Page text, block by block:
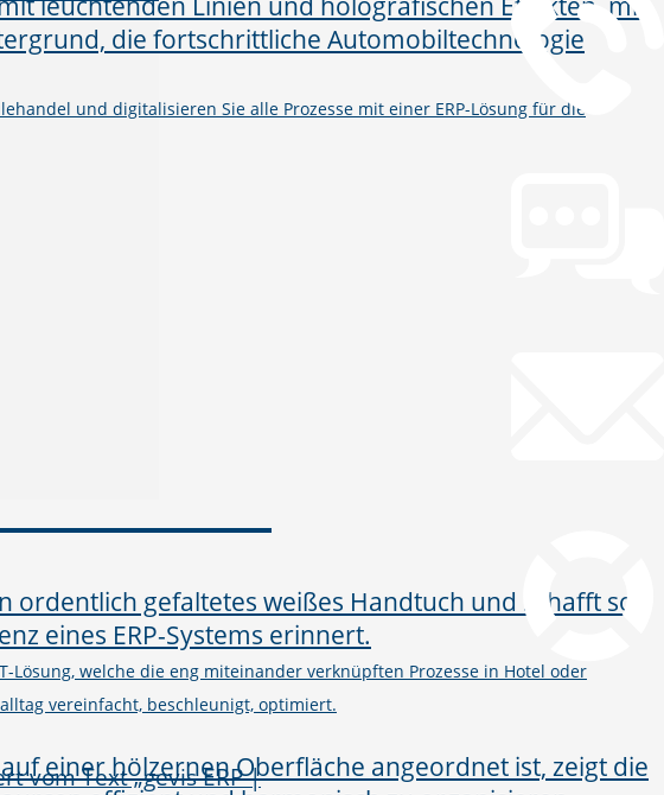
und digitalisieren Sie alle Prozesse mit einer ERP-Lösung für die
welche die eng miteinander verknüpften Prozesse in Hotel oder
vereinfacht, beschleunigt, optimiert.